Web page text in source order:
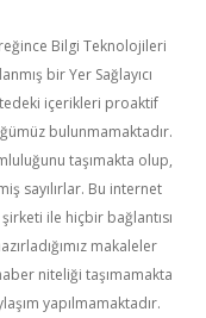
Bilgi Teknolojileri
bir Yer Sağlayıcı
içerikleri proaktif
bulunmamaktadır.
taşımakta olup,
sayılırlar. Bu internet
ile hiçbir bağlantısı
makaleler
niteliği taşımamakta
yapılmamaktadır.